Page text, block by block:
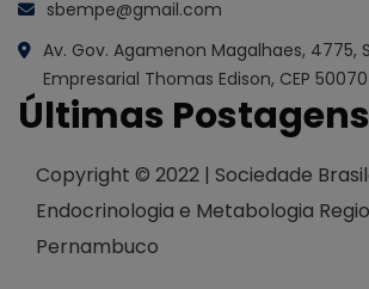
sbempe@gmail.com
Av. Gov. Agamenon Magalhaes, 4775,
Empresarial Thomas Edison, CEP
Últimas Postagens
Copyright © 2022 | Sociedade
Endocrinologia e Metabologia
Pernambuco